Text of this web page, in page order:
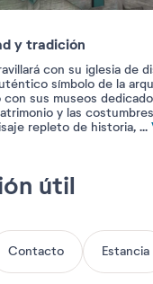
y tradición
con su iglesia de
símbolo de la
con sus museos
y las
repleto de historia, ...
útil
Contacto Estancia